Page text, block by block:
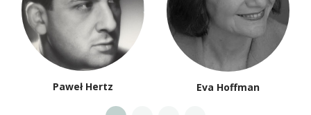
Paweł Hertz Eva Hoffman